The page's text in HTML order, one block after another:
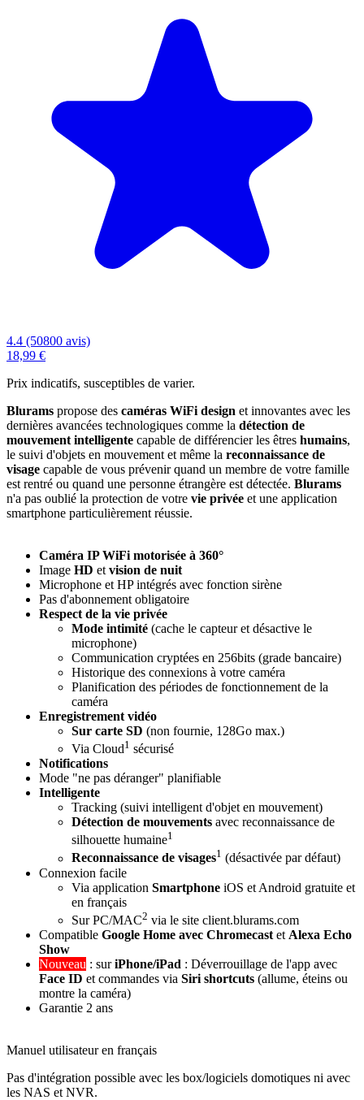
4.4 (50800 avis)
18,99 €
Prix indicatifs, susceptibles de varier.
Blurams propose des caméras WiFi design et innovantes avec les
dernières avancées technologiques comme la détection de
mouvement intelligente capable de différencier les êtres humains,
le suivi d'objets en mouvement et même la reconnaissance de
visage capable de vous prévenir quand un membre de votre famille
est rentré ou quand une personne étrangère est détectée. Blurams
n'a pas oublié la protection de votre vie privée et une application
smartphone particulièrement réussie.
Caméra IP WiFi motorisée à 360°
Image HD et vision de nuit
Microphone et HP intégrés avec fonction sirène
Pas d'abonnement obligatoire
Respect de la vie privée
Mode intimité (cache le capteur et désactive le
microphone)
Communication cryptées en 256bits (grade bancaire)
Historique des connexions à votre caméra
Planification des périodes de fonctionnement de la
caméra
Enregistrement vidéo
Sur carte SD (non fournie, 128Go max.)
Via Cloud1 sécurisé
Notifications
Mode "ne pas déranger" planifiable
Intelligente
Tracking (suivi intelligent d'objet en mouvement)
Détection de mouvements avec reconnaissance de
silhouette humaine1
Reconnaissance de visages1 (désactivée par défaut)
Connexion facile
Via application Smartphone iOS et Android gratuite et
en français
Sur PC/MAC2 via le site client.blurams.com
Compatible Google Home avec Chromecast et Alexa Echo
Show
Nouveau : suriPhone/iPad : Déverrouillage de l'app avec
Face ID et commandes via Siri shortcuts (allume, éteins ou
montre la caméra)
Garantie 2 ans
Manuel utilisateur en français
Pas d'intégration possible avec les box/logiciels domotiques ni avec
les NAS et NVR.